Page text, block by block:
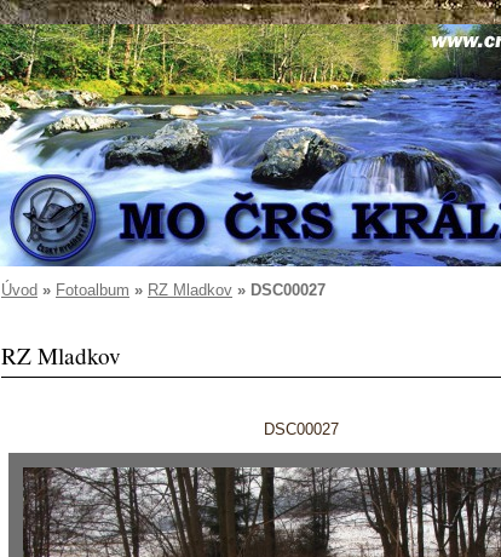
Úvod » Fotoalbum » RZ Mladkov » DSC00027
RZ Mladkov
DSC00027